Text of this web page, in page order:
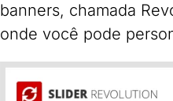
banners, chamada
onde você pode